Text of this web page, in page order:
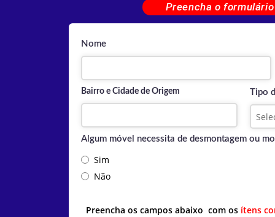
Preencha o
Nome
Bairro e Cidade de Origem Tipo
Algum móvel necessita de desmontagem ou
Sim
Não
Preencha os campos abaixo com os ítens